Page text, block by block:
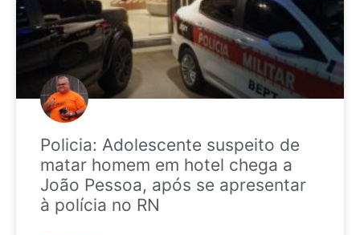
Policia: Adolescente suspeito de
matar homem em hotel chega a
João Pessoa, após se apresentar
à polícia no RN